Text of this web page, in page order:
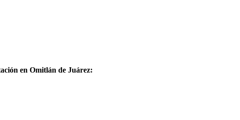
en Omitlán de Juárez: